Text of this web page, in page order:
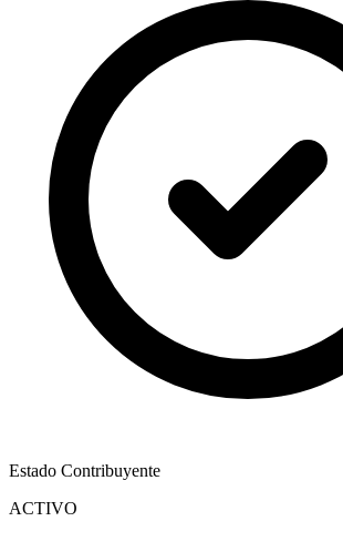
Estado Contribuyente
ACTIVO